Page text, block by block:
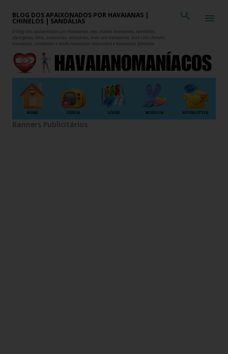
Pular para o conteúdo principal
BLOG DOS APAIXONADOS POR HAVAIANAS |
CHINELOS | SANDÁLIAS
O blog dos apaixonados por havaianas, seja chinelo havaianas, sandálias,
alpargatas, tênis, acessórios, vestuários, look com havaianas, look com chinelos
havaianas, novidades e moda havaianas masculina e havaianas feminina.
HOME VÍDEOS LOOKS MODELOS NEWSLETTER
Banners Publicitários